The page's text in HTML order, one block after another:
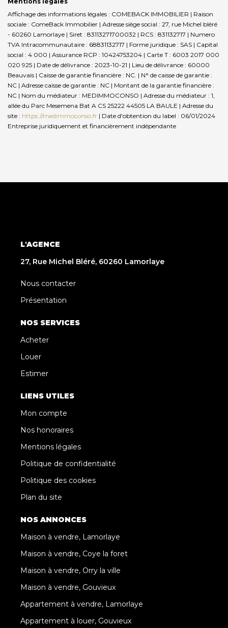
Affichage des informations légales : COMEBACK IMMOBILIER | Raison
sociale : ComeBack Immobilier | Adresse siège social : 27, rue Michel bléré
- 60260 Lamorlaye | Siret : 83113271700032 | RCS : 831132717 | Numero
TVA Intracommunautaire : 68831132717 | Forme juridique : SAS | Capital
social : 4 000 | Assurance RCP : 10424753204 | Carte T : 6003 2017 000
020 925 | Date de délivrance : 2023-10-21 | Lieu de délivrance : 60000
Beauvais | Caisse de garantie financière : NC. | N° de caisse de garantie :
NC | Adresse caisse de garantie : NC | Montant de la garantie financière :
NC | Nom du médiateur : MEDIMMOCONSO | Adresse du médiateur : 1,
allée du Parc Mesemena Bat A CS 25222 44505 LA BAULE | Adresse du
site : https://medimmoconso.fr | Date d'obtention du label : 06/01/2024
Entreprise juridiquement et financièrement indépendante
L'AGENCE
27, Rue Michel Bléré, 60260 Lamorlaye
Nous contacter
Présentation
NOS SERVICES
Acheter
Louer
Estimer
LIENS UTILES
Mon compte
Nos honoraires
Mentions légales
Politique de confidentialité
Politique des cookies
Plan du site
NOS ANNONCES
Maison à vendre, Lamorlaye
Maison à vendre, Coye la foret
Maison à vendre, Orry la ville
Maison à vendre, Gouvieux
Appartement à vendre, Lamorlaye
Appartement à louer, Gouvieux